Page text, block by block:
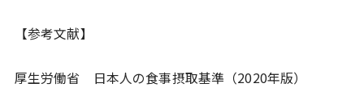
【参考文献】
厚生労働省 日本人の食事摂取基準（2020年版）